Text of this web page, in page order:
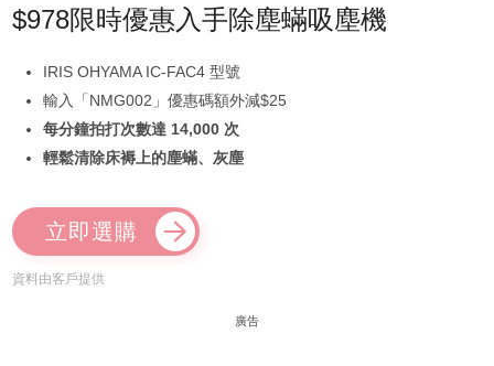
$978限時優惠入手除塵蟎吸塵機
IRIS OHYAMA IC-FAC4 型號
輸入「NMG002」優惠碼額外減$25
每分鐘拍打次數達 14,000 次
輕鬆清除床褥上的塵蟎、灰塵
立即選購
資料由客戶提供
廣告